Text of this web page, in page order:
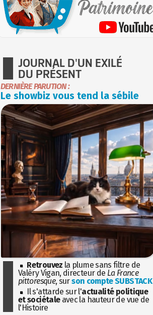
JOURNAL D'UN EXILÉ
DU PRÉSENT
DERNIÈRE PARUTION :
Le showbiz vous tend la sébile
Retrouvez la plume sans filtre de
Valéry Vigan, directeur de La France
pittoresque, surson compte SUBSTACK
Il s'attarde sur l'actualité politique
et sociétaleavec la hauteur de vue de
l'Histoire